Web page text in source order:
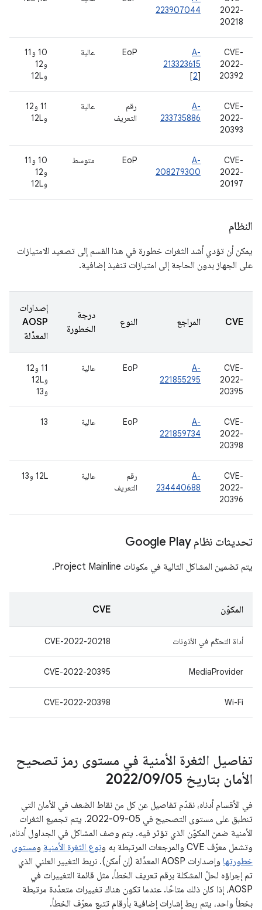
2022-
20218
223907044
CVE-
2022-
20392
A-
213323615
[2]
EoP عالية
10 و11
و12
و12L
CVE-
2022-
20393
A-
233735886
رقم
التعريف
عالية
11 و12
و12L
CVE-
2022-
20197
A-
208279300
EoP متوسط
10 و11
و12
و12L
النظام
يمكن أن تؤدي أشد الثغرات خطورة في هذا القسم إلى تصعيد الامتيازات
على الجهاز بدون الحاجة إلى امتيازات تنفيذ إضافية.
CVE المراجع النوع
درجة
الخطورة
إصدارات
AOSP
المعدَّلة
CVE-
2022-
20395
A-
221855295
EoP عالية
11 و12
و12L
و13
CVE-
2022-
20398
A-
221859734
EoP عالية 13
CVE-
2022-
20396
A-
234440688
رقم
التعريف
عالية ‫12L و13
تحديثات نظام Google Play
يتم تضمين المشاكل التالية في مكونات Project Mainline.
المكوّن CVE
أداة التحكّم في الأذونات CVE-2022-20218
MediaProvider
CVE-2022-20395
Wi-Fi
CVE-2022-20398
تفاصيل الثغرة الأمنية في مستوى رمز تصحيح
الأمان بتاريخ 05‏
/
09‏
/
2022
في الأقسام أدناه، نقدّم تفاصيل عن كل من نقاط الضعف في الأمان التي
تنطبق على مستوى التصحيح في 05‏-09‏-2022. يتم تجميع الثغرات
الأمنية ضمن المكوّن الذي تؤثر فيه. يتم وصف المشاكل في الجداول أدناه،
وتشمل معرّف CVE والمرجعات المرتبطة به و
نوع الثغرة الأمنية ومستوى
خطورتها
وإصدارات AOSP المعدَّلة (إن أمكن). نربط التغيير العلني الذي
تم إجراؤه لحلّ المشكلة برقم تعريف الخطأ، مثل قائمة التغييرات في
AOSP، إذا كان ذلك متاحًا. عندما تكون هناك تغييرات متعدّدة مرتبطة
بخطأ واحد، يتم ربط إشارات إضافية بأرقام تتبع معرّف الخطأ.